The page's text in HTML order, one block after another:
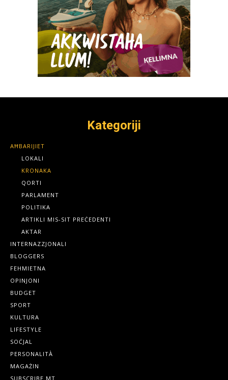
Kategoriji
AĦBARIJIET
LOKALI
KRONAKA
QORTI
PARLAMENT
POLITIKA
ARTIKLI MIS-SIT PREĊEDENTI
AKTAR
INTERNAZZJONALI
BLOGGERS
FEHMIETNA
OPINJONI
BUDGET
SPORT
KULTURA
LIFESTYLE
SOĊJAL
PERSONALITÀ
MAGAŻIN
SUBSCRIBE.MT